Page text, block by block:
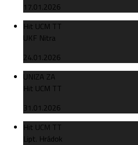
17.01.2026
Hit UCM TT
UKF Nitra
24.01.2026
UNIZA ZA
Hit UCM TT
31.01.2026
Hit UCM TT
Lipt. Hrádok